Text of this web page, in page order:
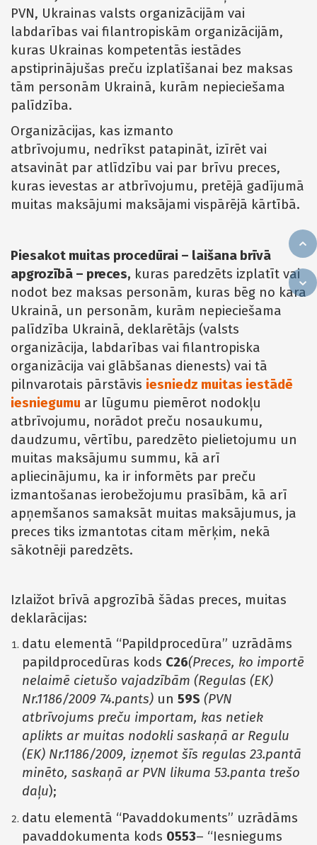
PVN, Ukrainas valsts organizācijām vai
labdarības vai filantropiskām organizācijām,
kuras Ukrainas kompetentās iestādes
apstiprinājušas preču izplatīšanai bez maksas
tām personām Ukrainā, kurām nepieciešama
palīdzība.
Organizācijas, kas izmanto
atbrīvojumu, nedrīkst patapināt, izīrēt vai
atsavināt par atlīdzību vai par brīvu preces,
kuras ievestas ar atbrīvojumu, pretējā gadījumā
muitas maksājumi maksājami vispārējā kārtībā.
Piesakot muitas procedūrai – laišana brīvā
apgrozībā – preces, kuras paredzēts izplatīt vai
nodot bez maksas personām, kuras bēg no kara
Ukrainā, un personām, kurām nepieciešama
palīdzība Ukrainā, deklarētājs (valsts
organizācija, labdarības vai filantropiska
organizācija vai glābšanas dienests) vai tā
pilnvarotais pārstāvis iesniedz muitas iestādē
iesniegumu ar lūgumu piemērot nodokļu
atbrīvojumu, norādot preču nosaukumu,
daudzumu, vērtību, paredzēto pielietojumu un
muitas maksājumu summu, kā arī
apliecinājumu, ka ir informēts par preču
izmantošanas ierobežojumu prasībām, kā arī
apņemšanos samaksāt muitas maksājumus, ja
preces tiks izmantotas citam mērķim, nekā
sākotnēji paredzēts.
Izlaižot brīvā apgrozībā šādas preces, muitas
deklarācijas:
datu elementā “Papildprocedūra” uzrādāms
papildprocedūras kods C26(Preces, ko importē
nelaimē cietušo vajadzībām (Regulas (EK)
Nr.1186/2009 74.pants) un 59S (PVN
atbrīvojums preču importam, kas netiek
aplikts ar muitas nodokli saskaņā ar Regulu
(EK) Nr.1186/2009, izņemot šīs regulas 23.pantā
minēto, saskaņā ar PVN likuma 53.panta trešo
daļu);
datu elementā “Pavaddokuments” uzrādāms
pavaddokumenta kods 0553– “Iesniegums